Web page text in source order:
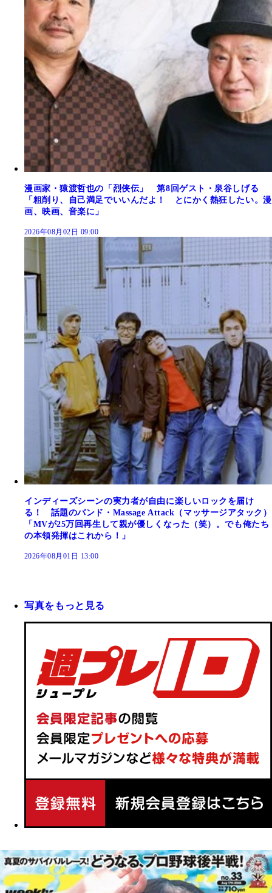
漫画家・猿渡哲也の「烈侠伝」 第8回ゲスト・泉谷しげる
「粗削り、自己満足でいいんだよ！ とにかく熱狂したい。漫
画、映画、音楽に」
2026年08月02日 09:00
インディーズシーンの実力者が自由に楽しいロックを届け
る！ 話題のバンド・Massage Attack（マッサージアタック）
「MVが25万回再生して親が優しくなった（笑）。でも俺たち
の本領発揮はこれから！」
2026年08月01日 13:00
写真をもっと見る